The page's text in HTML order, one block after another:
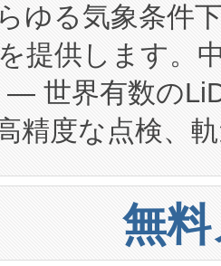
幅に拡大する
Continuous
、施設設計・
転および知的
ングカリキュ
化段階におけ
立ち上げ調整
は、日本にあ
蔵システム（
のAI搭載プラ
、運用に至る
、確保する事
ータセンター
な負担をかけ
ゆる気象条件
提供します。
— 世界有数の
精度な点検、
けるバルク材
Avia 2」を発
1,000メート
無